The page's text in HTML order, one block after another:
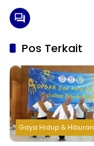
Pos Terkait
Gaya Hidup & Hiburan